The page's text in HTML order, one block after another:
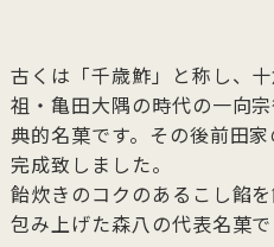
古くは「千歳鮓」と称し、
祖・亀田大隅の時代の一向
典的名菓です。その後前田
完成致しました。
飴炊きのコクのあるこし餡
包み上げた森八の代表名菓で